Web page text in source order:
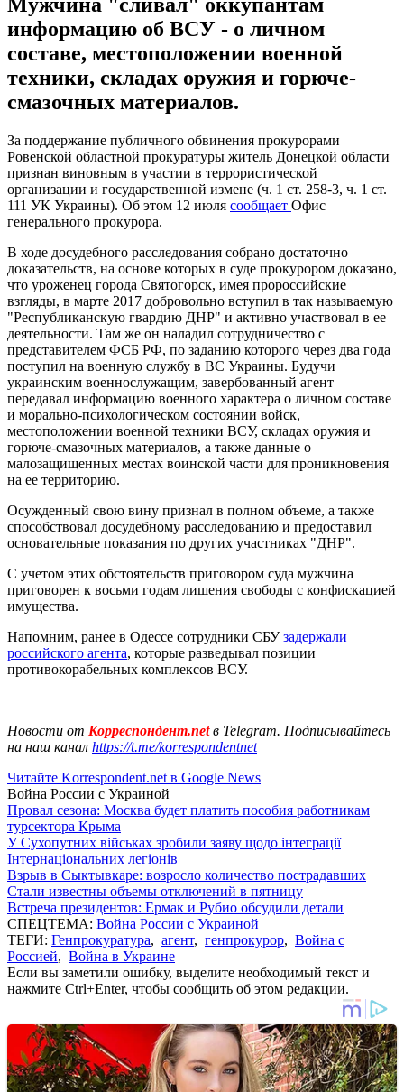
информацию об ВСУ - о личном
составе, местоположении военной
техники, складах оружия и горюче-
смазочных материалов.
За поддержание публичного обвинения прокурорами
Ровенской областной прокуратуры житель Донецкой области
признан виновным в участии в террористической
организации и государственной измене (ч. 1 ст. 258-3, ч. 1 ст.
111 УК Украины). Об этом 12 июля сообщает Офис
генерального прокурора.
В ходе досудебного расследования собрано достаточно
доказательств, на основе которых в суде прокурором доказано,
что уроженец города Святогорск, имея пророссийские
взгляды, в марте 2017 добровольно вступил в так называемую
"Республиканскую гвардию ДНР" и активно участвовал в ее
деятельности. Там же он наладил сотрудничество с
представителем ФСБ РФ, по заданию которого через два года
поступил на военную службу в ВС Украины. Будучи
украинским военнослужащим, завербованный агент
передавал информацию военного характера о личном составе
и морально-психологическом состоянии войск,
местоположении военной техники ВСУ, складах оружия и
горюче-смазочных материалов, а также данные о
малозащищенных местах воинской части для проникновения
на ее территорию.
Осужденный свою вину признал в полном объеме, а также
способствовал досудебному расследованию и предоставил
основательные показания по других участниках "ДНР".
С учетом этих обстоятельств приговором суда мужчина
приговорен к восьми годам лишения свободы с конфискацией
имущества.
Напомним, ранее в Одессе сотрудники СБУзадержали
российского агента, которые разведывал позиции
противокорабельных комплексов ВСУ.
Новости от Корреспондент.netв Telegram. Подписывайтесь
на наш канал https://t.me/korrespondentnet
Читайте Korrespondent.net в Google News
Война России с Украиной
Провал сезона: Москва будет платить пособия работникам
турсектора Крыма
У Сухопутних військах зробили заяву щодо інтеграції
Інтернаціональних легіонів
Взрыв в Сыктывкаре: возросло количество пострадавших
Стали известны объемы отключений в пятницу
Встреча президентов: Ермак и Рубио обсудили детали
СПЕЦТЕМА: Война России с Украиной
ТЕГИ: Генпрокуратура, агент, генпрокурор, Война с
Россией, Война в Украине
Если вы заметили ошибку, выделите необходимый текст и
нажмите Ctrl+Enter, чтобы сообщить об этом редакции.